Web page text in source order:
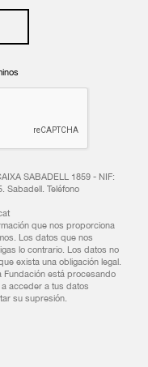
SABADELL 1859 - NIF:
Sabadell. Teléfono
que nos proporciona
Los datos que nos
lo contrario. Los datos no
exista una obligación legal.
Fundación está procesando
acceder a tus datos
su supresión.